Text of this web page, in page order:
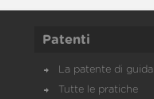
Patenti
La patente di guida
Tutte le pratiche